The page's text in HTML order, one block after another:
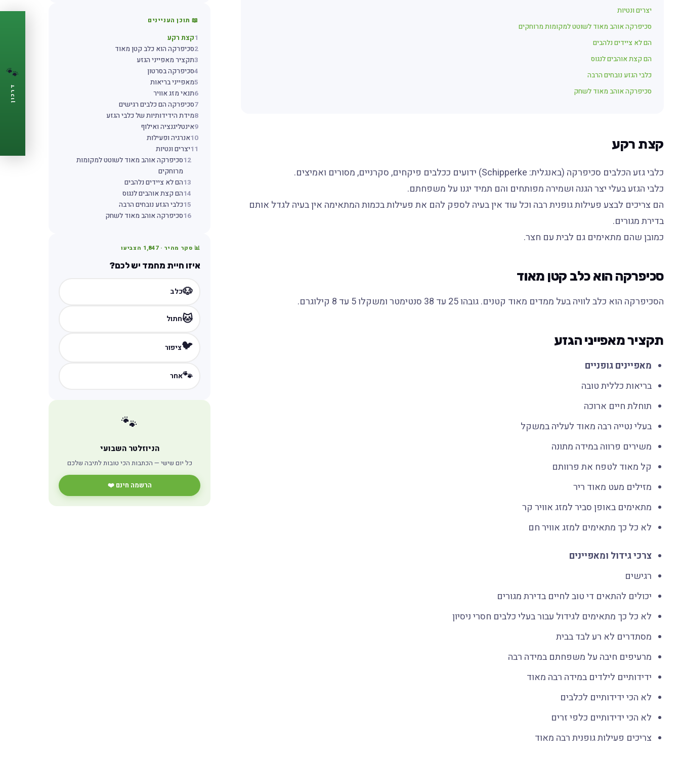
יצרים ונטיות
סכיפרקה אוהב מאוד לשוטט למקומות מרוחקים
הם לא ציידים נלהבים
הם קצת אוהבים לנגוס
כלבי הגזע נובחים הרבה
סכיפרקה אוהב מאוד לשחק
קצת רקע
כלבי גזע הכלבים סכיפרקה (באנגלית: Schipperke) ידועים ככלבים פיקחים, סקרניים, מסורים ואמיצים.
כלבי הגזע בעלי יצר הגנה ושמירה מפותחים והם תמיד יגנו על משפחתם.
הם צריכים לבצע פעילות גופנית רבה וכל עוד אין בעיה לספק להם את פעילות בכמות המתאימה אין בעיה לגדל אותם
בדירת מגורים.
כמובן שהם מתאימים גם לבית עם חצר.
סכיפרקה הוא כלב קטן מאוד
הסכיפרקה הוא כלב לוויה בעל ממדים מאוד קטנים. גובהו 25 עד 38 סנטימטר ומשקלו 5 עד 8 קילוגרם.
תקציר מאפייני הגזע
מאפיינים גופניים
בריאות כללית טובה
תוחלת חיים ארוכה
בעלי נטייה רבה מאוד לעליה במשקל
משירים פרווה במידה מתונה
קל מאוד לטפח את פרוותם
מזילים מעט מאוד ריר
מתאימים באופן סביר למזג אוויר קר
לא כל כך מתאימים למזג אוויר חם
צרכי גידול ומאפיינים
רגישים
יכולים להתאים די טוב לחיים בדירת מגורים
לא כל כך מתאימים לגידול עבור בעלי כלבים חסרי ניסיון
מסתדרים לא רע לבד בבית
מרעיפים חיבה על משפחתם במידה רבה
ידידותיים לילדים במידה רבה מאוד
לא הכי ידידותיים לכלבים
לא הכי ידידותיים כלפי זרים
צריכים פעילות גופנית רבה מאוד
📖 תוכן העניינים
1קצת רקע
2סכיפרקה הוא כלב קטן מאוד
3תקציר מאפייני הגזע
4סכיפרקה בסרטון
5מאפייני בריאות
6תנאי מזג אוויר
7סכיפרקה הם כלבים רגישים
8מידת הידידותיות של כלבי הגזע
9אינטליגנציה ואילוף
10אנרגיה ופעילות
11יצרים ונטיות
12סכיפרקה אוהב מאוד לשוטט למקומות
מרוחקים
13הם לא ציידים נלהבים
14הם קצת אוהבים לנגוס
15כלבי הגזע נובחים הרבה
16סכיפרקה אוהב מאוד לשחק
📊 סקר מהיר ·1,847 הצביעו
איזו חיית מחמד יש לכם?
🐶כלב
🐱חתול
🐦ציפור
🐾אחר
🐾
הניוזלטר השבועי
כל יום שישי — הכתבות הכי טובות לתיבה שלכם
הרשמה חינם ❤️
🐾
דרכון
🐾
📋פרופיל מלא
🆓חינם לגמרי